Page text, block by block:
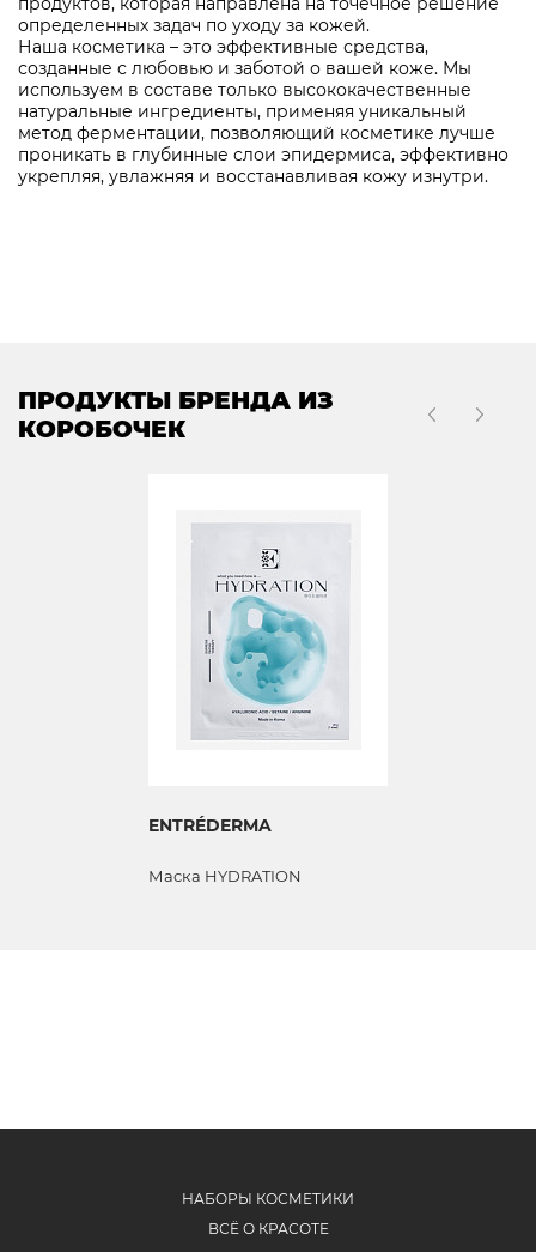
определенных задач по уходу за кожей.
Наша косметика – это эффективные средства,
созданные с любовью и заботой о вашей коже. Мы
используем в составе только высококачественные
натуральные ингредиенты, применяя уникальный
метод ферментации, позволяющий косметике лучше
проникать в глубинные слои эпидермиса, эффективно
укрепляя, увлажняя и восстанавливая кожу изнутри.
ПРОДУКТЫ БРЕНДА ИЗ
КОРОБОЧЕК
ENTRÉDERMA
Маска HYDRATION
НАБОРЫ КОСМЕТИКИ
ВСЁ О КРАСОТЕ